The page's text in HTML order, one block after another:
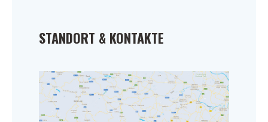
STANDORT & KONTAKTE